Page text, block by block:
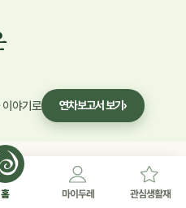
야기로 연차보고서 보기 ›
홈 마이두레 관심생활재